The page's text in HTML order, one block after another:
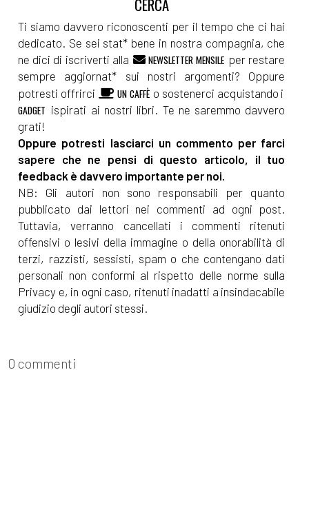
Ti siamo davvero riconoscenti per il tempo che ci hai
dedicato. Se sei stat* bene in nostra compagnia, che
ne dici di iscriverti alla
NEWSLETTER MENSILE per restare
sempre aggiornat* sui nostri argomenti? Oppure
potresti offrirci
UN CAFFÈ o sostenerci acquistando i
GADGET ispirati ai nostri libri. Te ne saremmo davvero
grati!
Oppure potresti lasciarci un commento per farci
sapere che ne pensi di questo articolo, il tuo
feedback è davvero importante per noi.
NB: Gli autori non sono responsabili per quanto
pubblicato dai lettori nei commenti ad ogni post.
Tuttavia, verranno cancellati i commenti ritenuti
offensivi o lesivi della immagine o della onorabilità di
terzi, razzisti, sessisti, spam o che contengano dati
personali non conformi al rispetto delle norme sulla
Privacy e, in ogni caso, ritenuti inadatti a insindacabile
giudizio degli autori stessi.
0 commenti